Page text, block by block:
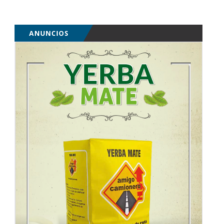
ANUNCIOS